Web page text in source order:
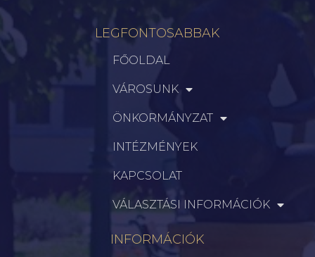
LEGFONTOSABBAK
FŐOLDAL
VÁROSUNK
ÖNKORMÁNYZAT
INTÉZMÉNYEK
KAPCSOLAT
VÁLASZTÁSI INFORMÁCIÓK
INFORMÁCIÓK